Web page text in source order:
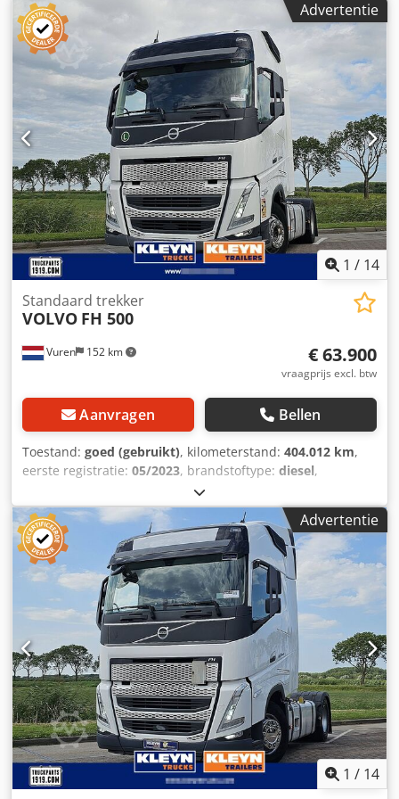
Advertentie
1 / 14
Vuren 152 km
Standaard trekker
VOLVO FH 500
€ 63.900
vraagprijs excl. btw
Aanvragen Bellen
Toestand: goed (gebruikt), kilometerstand: 404.012 km,
eerste registratie: 05/2023, brandstoftype: diesel,
, asconfiguratie:
3.800 mm, brandstof:diesel, kleur:wit,
bestuurderscabine:
slaapcabine, soort overbrenging:
automatisch
, aantal versnellingen:12 , emissieklasse:
Euro
, ophanging:staal-lucht, totale lengte:6.160 mm
, totale
breedte:
2.550 mm, totale hoogte:3.850 mm, Bouwjaar:
, Uitrusting: ABS, Bluetooth, airconditioning, centrale
vergrendeling, cruise control, elektrisch verstelbare
spiegel, elektrische raamverstelling, parkeerairco,
standkachel, stoelverwarming, tractieregeling
Aanvullende opties en accessoires = - 2e dieseltank
Chjdpfxszr Eftj Apysa - Digitale tachograaf - Fixed -
Globetrotter XL - Handmatig - Laneassist - Led -
Lichtmetalen velgen - Radio/cassette - stof - Tachograaf -
Verwarmde spiegels = Bijzonderheden = Aantal Assen: 2,
Configuratie: 4x2, Diesel inhoud totaal: 1175 liter, 2e
dieseltank, Schotelhoogte: 115 cm, Schotel type: Fixed,
Advertentie
1 / 14